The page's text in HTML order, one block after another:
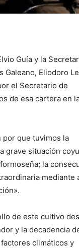
Verdad
es
lo
Guía y la
Galeano, Eliodoro
el Secretario de
de esa cartera en
por que tuvimos la
grave situación
la
mediante
de este cultivo
y la decadencia
climáticos y